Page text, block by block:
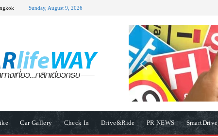
Sunday, August 9, 2026
Car Gallery Check In Drive&Ride PR NEWS SmartDrive